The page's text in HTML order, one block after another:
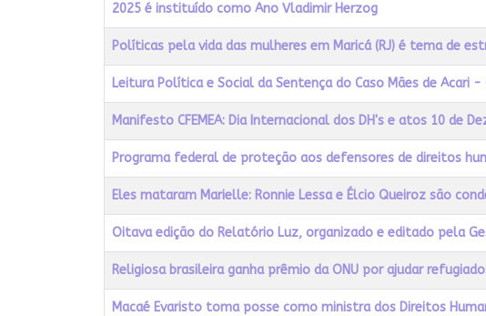
2025 é instituído como Ano Vladimir Herzog
Políticas pela vida das mulheres em Maricá (RJ) é tema de
Leitura Política e Social da Sentença do Caso Mães de Acari
Manifesto CFEMEA: Dia Internacional dos DH's e atos 10 de
Programa federal de proteção aos defensores de direitos
Eles mataram Marielle: Ronnie Lessa e Élcio Queiroz são
Oitava edição do Relatório Luz, organizado e editado pela
Religiosa brasileira ganha prêmio da ONU por ajudar
Macaé Evaristo toma posse como ministra dos Direitos